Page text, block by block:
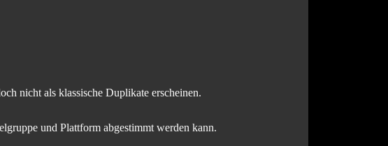
nicht als klassische Duplikate erscheinen.
und Plattform abgestimmt werden kann.